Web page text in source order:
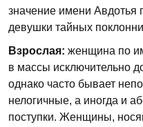
значение имени Авдотья
девушки тайных
Взрослая: женщина по
в массы исключительно
однако часто бывает
нелогичные, а иногда и
поступки. Женщины,